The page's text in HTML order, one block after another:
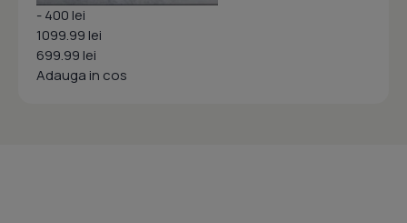
- 400 lei
1099.99 lei
699.99 lei
Adauga in cos